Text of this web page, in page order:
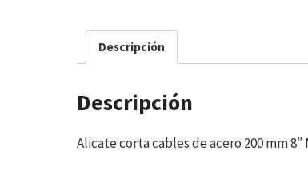
Descripción
Descripción
Alicate corta cables de acero 200 mm